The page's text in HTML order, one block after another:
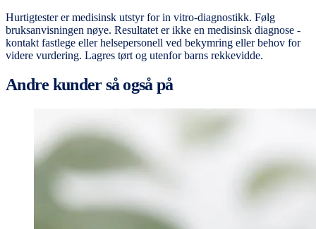
Hurtigtester er medisinsk utstyr for in vitro-diagnostikk. Følg
bruksanvisningen nøye. Resultatet er ikke en medisinsk diagnose -
kontakt fastlege eller helsepersonell ved bekymring eller behov for
videre vurdering. Lagres tørt og utenfor barns rekkevidde.
Andre kunder så også på